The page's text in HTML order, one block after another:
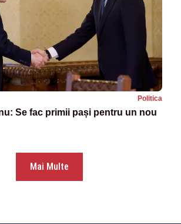
Politica
Se fac primii pași pentru un nou
Mai Multe